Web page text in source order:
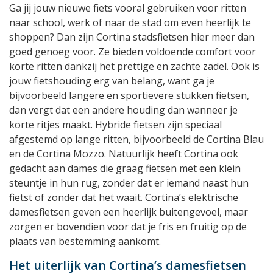
Ga jij jouw nieuwe fiets vooral gebruiken voor ritten
naar school, werk of naar de stad om even heerlijk te
shoppen? Dan zijn Cortina stadsfietsen hier meer dan
goed genoeg voor. Ze bieden voldoende comfort voor
korte ritten dankzij het prettige en zachte zadel. Ook is
jouw fietshouding erg van belang, want ga je
bijvoorbeeld langere en sportievere stukken fietsen,
dan vergt dat een andere houding dan wanneer je
korte ritjes maakt. Hybride fietsen zijn speciaal
afgestemd op lange ritten, bijvoorbeeld de Cortina Blau
en de Cortina Mozzo. Natuurlijk heeft Cortina ook
gedacht aan dames die graag fietsen met een klein
steuntje in hun rug, zonder dat er iemand naast hun
fietst of zonder dat het waait. Cortina’s elektrische
damesfietsen geven een heerlijk buitengevoel, maar
zorgen er bovendien voor dat je fris en fruitig op de
plaats van bestemming aankomt.
Het uiterlijk van Cortina’s damesfietsen